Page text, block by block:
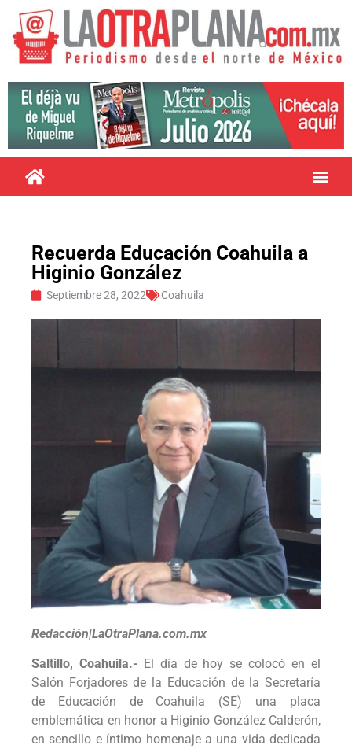
Recuerda Educación Coahuila a
Higinio González
Septiembre 28, 2022 Coahuila
Redacción|LaOtraPlana.com.mx
Saltillo, Coahuila.-El día de hoy se colocó en el
Salón Forjadores de la Educación de la Secretaría
de Educación de Coahuila (SE) una placa
emblemática en honor a Higinio González Calderón,
en sencillo e íntimo homenaje a una vida dedicada